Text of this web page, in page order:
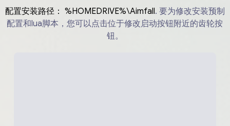
配置安装路径： %HOMEDRIVE%\Aimfall. 要为修改安装预制
配置和lua脚本，您可以点击位于修改启动按钮附近的齿轮按
钮。